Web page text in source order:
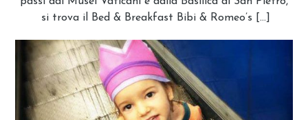
si trova il Bed & Breakfast Bibi & Romeo’s […]